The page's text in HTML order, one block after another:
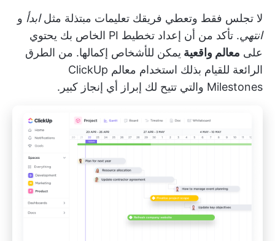
لا تجلس فقط وتعطي فريقك تعليمات مبتذلة مثلابدأ و
انتهي
. تأكد من أن إعداد تخطيط PI الخاص بك يحتوي
على معالم واقعية يمكن للأشخاص إكمالها. من الطرق
الرائعة للقيام بذلك استخدام
معالم ClickUp
Milestones والتي تتيح لك إبراز أي إنجاز كبير.